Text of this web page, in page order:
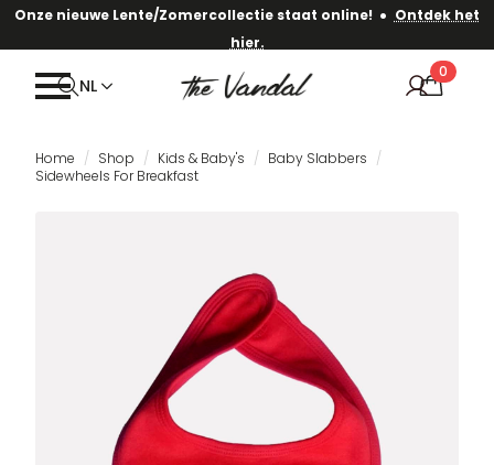
Onze nieuwe Lente/Zomercollectie staat online! · Ontdek het
hier.
NL
0
Home Shop Kids & Baby's
Baby Slabbers
Sidewheels For Breakfast